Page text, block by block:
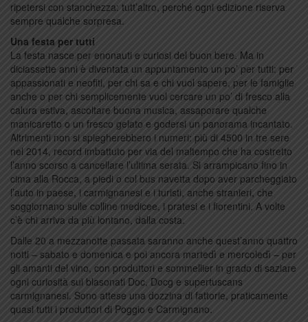
ripetersi con stanchezza: tutt’altro, perché ogni edizione riserva
sempre qualche sorpresa.
Una festa per tutti
La festa nasce per enonauti e curiosi del buon bere. Ma in
diciassette anni è diventata un appuntamento un po’ per tutti: per
appassionati e neofiti, per chi sa e chi vuol sapere, per le famiglie
anche o per chi semplicemente vuol cercare un po’ di fresco alla
calura estiva, ascoltare buona musica, assaporare qualche
manicaretto o un fresco gelato e godersi un panorama incantato.
Altrimenti non si spiegherebbero i numeri: più di 4500 in tre sere
nel 2014, record imbattuto per via del maltempo che ha costretto
l’anno scorso a cancellare l’ultima serata. Si arrampicano fino in
cima alla Rocca, a piedi o col bus navetta dopo aver parcheggiato
l’auto in paese, i carmignanesi e i turisti, anche stranieri, che
soggiornano sulle colline medicee, i pratesi e i fiorentini. A volte
c’è chi arriva da più lontano, dalla costa.
Dalle 20 a mezzanotte passata saranno anche quest’anno quattro
notti – sabato e domenica e poi ancora martedì e mercoledì – per
gli amanti del vino, con produttori e sommellier in grado di saziare
ogni curiosità sui blasonati Doc, Docg e supertuscans
carmignanesi. Sono attese una dozzina di fattorie, praticamente
quasi tutti i produttori di Poggio e Carmignano.